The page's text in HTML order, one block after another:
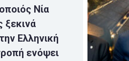
Νία
ξεκινά
Ελληνική
ενόψει